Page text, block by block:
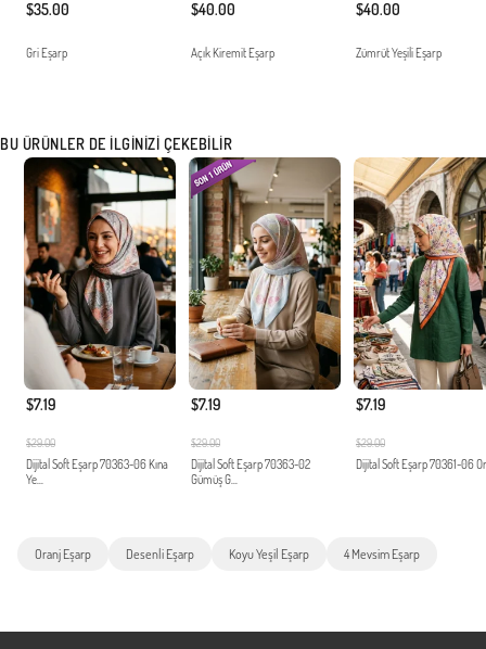
$35.00
Gri Eşarp
$40.00
Açık Kiremit Eşarp
$40.00
Zümrüt Yeşili Eşarp
BU ÜRÜNLER DE İLGINIZI ÇEKEBILIR
$7.19
$29.00
Dijital Soft Eşarp 70363-06 Kına
Ye...
$7.19
$29.00
Dijital Soft Eşarp 70363-02
Gümüş G...
$7.19
$29.00
Dijital Soft Eşarp 70361-06
Oranj Eşarp Desenli Eşarp Koyu Yeşil Eşarp 4 Mevsim Eşarp